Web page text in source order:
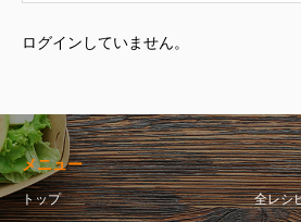
ログインしていません。
メニュー
トップ 全レシ